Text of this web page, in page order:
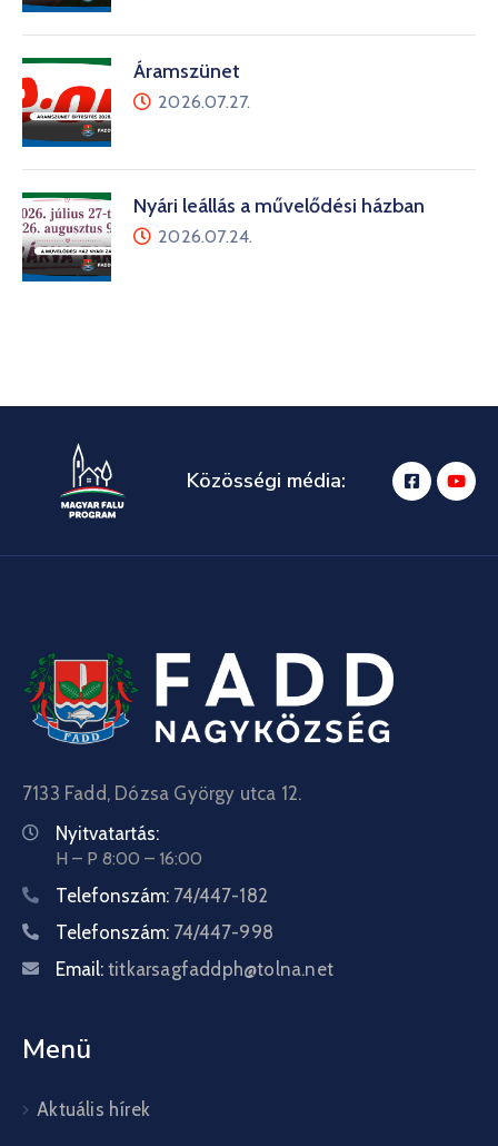
Áramszünet
2026.07.27.
Nyári leállás a művelődési házban
2026.07.24.
Közösségi média:
7133 Fadd, Dózsa György utca 12.
Nyitvatartás:
H – P 8:00 – 16:00
Telefonszám: 74/447-182
Telefonszám: 74/447-998
Email: titkarsagfaddph@tolna.net
Menü
Aktuális hírek